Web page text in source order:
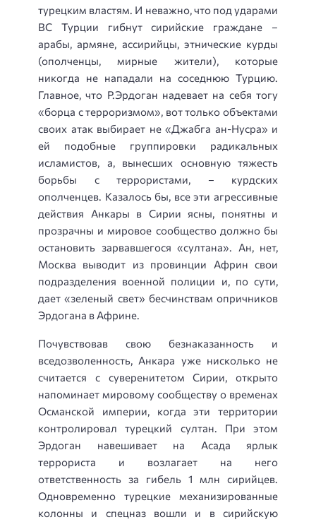
турецким властям. И неважно, что под ударами
ВС Турции гибнут сирийские граждане –
арабы, армяне, ассирийцы, этнические курды
(ополченцы, мирные жители), которые
никогда не нападали на соседнюю Турцию.
Главное, что Р.Эрдоган надевает на себя тогу
«борца с терроризмом», вот только объектами
своих атак выбирает не «Джабга ан-Нусра» и
ей подобные группировки радикальных
исламистов, а, вынесших основную тяжесть
борьбы с террористами, – курдских
ополченцев. Казалось бы, все эти агрессивные
действия Анкары в Сирии ясны, понятны и
прозрачны и мировое сообщество должно бы
остановить зарвавшегося «султана». Ан, нет,
Москва выводит из провинции Африн свои
подразделения военной полиции и, по сути,
дает «зеленый свет» бесчинствам опричников
Эрдогана в Африне.
Почувствовав свою безнаказанность и
вседозволенность, Анкара уже нисколько не
считается с суверенитетом Сирии, открыто
напоминает мировому сообществу о временах
Османской империи, когда эти территории
контролировал турецкий султан. При этом
Эрдоган навешивает на Асада ярлык
террориста и возлагает на него
ответственность за гибель 1 млн сирийцев.
Одновременно турецкие механизированные
колонны и спецназ вошли и в сирийскую